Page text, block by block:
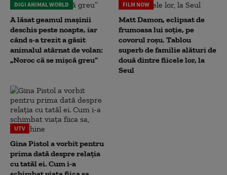
DIGI ANIMAL WORLD
A lăsat geamul mașinii
deschis peste noapte, iar
când s-a trezit a găsit
animalul atârnat de volan:
„Noroc că se mișcă greu”
FILM NOW
Matt Damon, eclipsat de
frumoasa lui soție, pe
covorul roșu. Tablou
superb de familie alături de
două dintre fiicele lor, la
Seul
UTV
Gina Pistol a vorbit pentru
prima dată despre relația
cu tatăl ei. Cum i-a